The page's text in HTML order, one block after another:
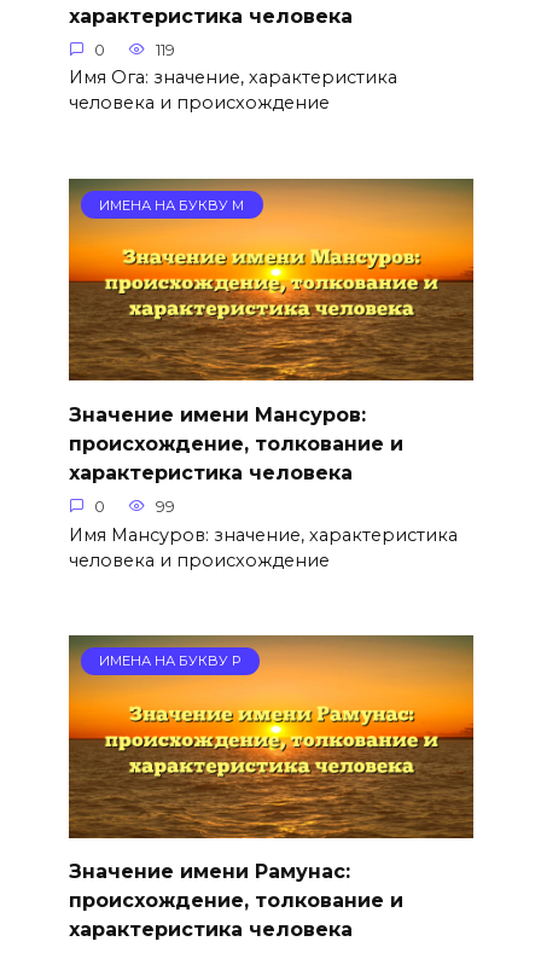
характеристика человека
0 119
Имя Ога: значение, характеристика
человека и происхождение
ИМЕНА НА БУКВУ М
Значение имени Мансуров:
происхождение, толкование и
характеристика человека
0 99
Имя Мансуров: значение, характеристика
человека и происхождение
ИМЕНА НА БУКВУ Р
Значение имени Рамунас:
происхождение, толкование и
характеристика человека